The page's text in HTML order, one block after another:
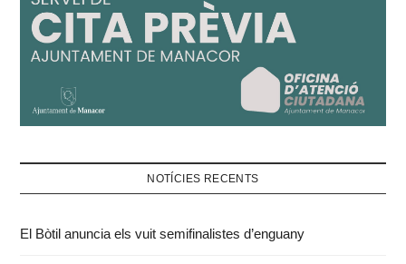
NOTÍCIES RECENTS
El Bòtil anuncia els vuit semifinalistes d’enguany